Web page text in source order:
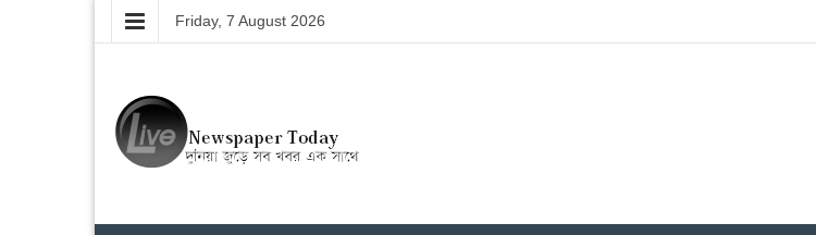
Friday, 7 August 2026